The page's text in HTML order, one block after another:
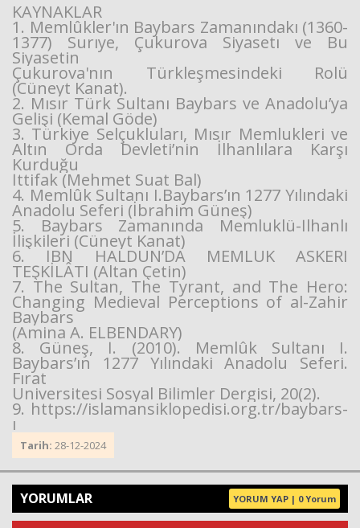
KAYNAKLAR
1. Memlûkler'ın Baybars Zamanındakı (1360-
1377) Surıye, Çukurova Siyasetı ve Bu
Siyasetin
Çukurova'nın Türkleşmesindeki Rolü
(Cüneyt Kanat).
2. Mısır Türk Sultanı Baybars ve Anadolu’ya
Gelişi (Kemal Göde)
3. Türkiye Selçukluları, Mısır Memlukleri ve
Altın Orda Devleti’nin İlhanlılara Karşı
Kurduğu
İttifak (Mehmet Suat Bal)
4. Memlûk Sultanı I.Baybars’ın 1277 Yılındaki
Anadolu Seferi (İbrahim Güneş)
5. Baybars Zamanında Memluklü-İlhanlı
İlişkileri (Cüneyt Kanat)
6. İBN HALDUN’DA MEMLÛK ASKERÎ
TEŞKİLÂTI (Altan Çetin)
7. The Sultan, The Tyrant, and The Hero:
Changing Medieval Perceptions of al-Zahir
Baybars
(Amina A. ELBENDARY)
8. Güneş, İ. (2010). Memlûk Sultanı I.
Baybars’ın 1277 Yılındaki Anadolu Seferi.
Fırat
Üniversitesi Sosyal Bilimler Dergisi, 20(2).
9. https://islamansiklopedisi.org.tr/baybars-
ı
Tarih: 28-12-2024
YORUMLAR YORUM YAP | 0 Yorum